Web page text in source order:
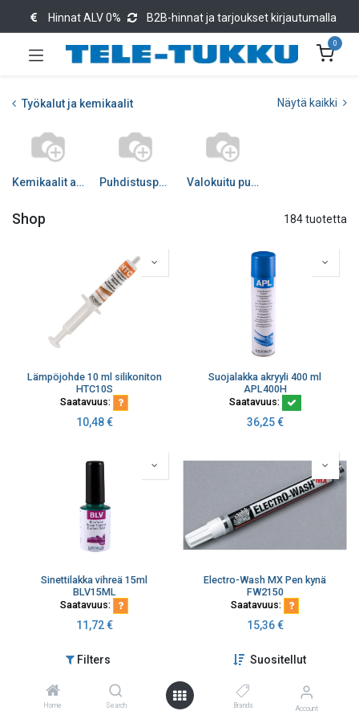
Filters Suositellut
Home Search Brands Account
Hinnat ALV 0% B2B-hinnat ja tarjoukset kirjautumalla
0
Työkalut ja kemikaalit Näytä kaikki
Kemikaalit astia Puhdistuspuikot -pyyhkeet Valokuitu puhdistus
Shop 184 tuotetta
Lämpöjohde 10 ml silikoniton
HTC10S
Saatavuus:
10,48€
Suojalakka akryyli 400 ml
APL400H
Saatavuus:
36,25€
Sinettilakka vihreä 15ml
BLV15ML
Saatavuus:
11,72€
Electro-Wash MX Pen kynä
FW2150
Saatavuus:
15,36€